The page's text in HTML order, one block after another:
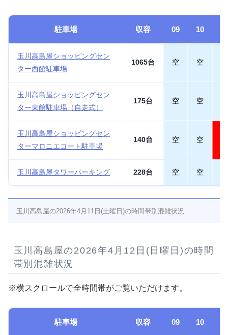
駐車場 収容 09 10
玉川高島屋ショッピングセン
ター西館駐車場
1065台 空 空
玉川高島屋ショッピングセン
ター東館駐車場（自走式）
175台 空 空
玉川高島屋ショッピングセン
ターマロニエコート駐車場
140台 空 空
玉川高島屋タワーパーキング 228台 空 空
玉川高島屋の2026年4月11日(土曜日)の時間帯別混雑状況
玉川高島屋の2026年4月12日(日曜日)の時間
帯別混雑状況
※横スクロールで全時間帯がご覧いただけます。
駐車場 収容 09 10